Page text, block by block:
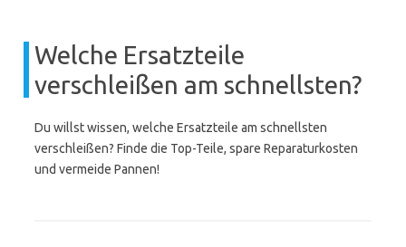
Welche Ersatzteile
verschleißen am schnellsten?
Du willst wissen, welche Ersatzteile am schnellsten
verschleißen? Finde die Top-Teile, spare Reparaturkosten
und vermeide Pannen!